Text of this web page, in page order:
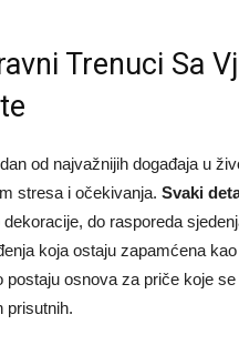
Trenuci Sa
od najvažnijih događaja u
stresa i očekivanja. Svaki
do rasporeda
koja ostaju zapamćena
postaju osnova za priče koje
prisutnih.